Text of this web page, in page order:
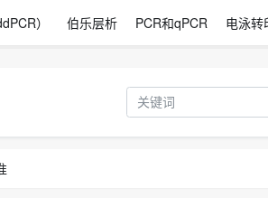
） 伯乐层析 PCR和qPCR 电泳转